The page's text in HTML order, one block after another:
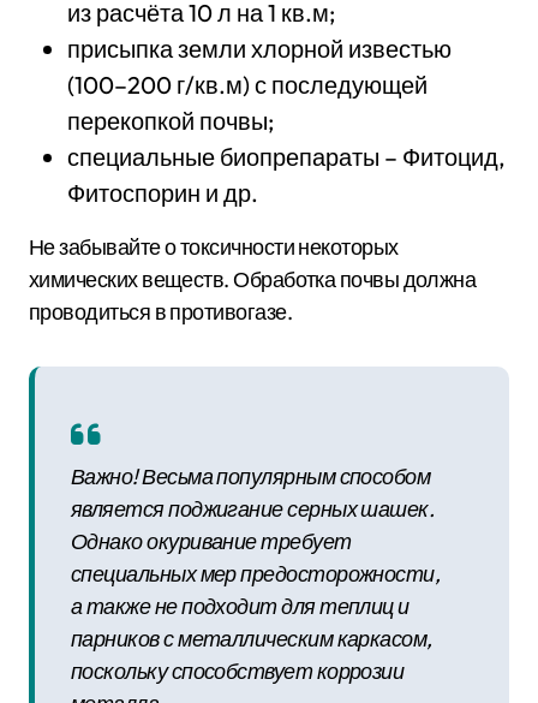
из расчёта 10 л на 1 кв.м;
присыпка земли хлорной известью
(100–200 г/кв.м) с последующей
перекопкой почвы;
специальные биопрепараты – Фитоцид,
Фитоспорин и др.
Не забывайте о токсичности некоторых
химических веществ. Обработка почвы должна
проводиться в противогазе.
Важно! Весьма популярным способом
является поджигание серных шашек.
Однако окуривание требует
специальных мер предосторожности,
а также не подходит для теплиц и
парников с металлическим каркасом,
поскольку способствует коррозии